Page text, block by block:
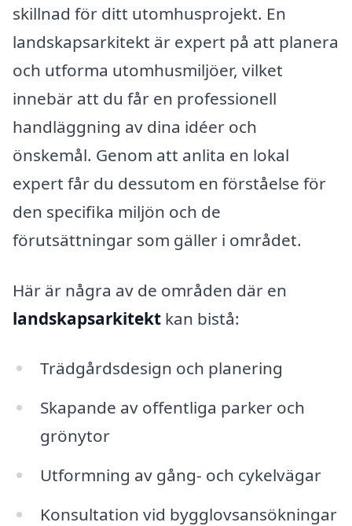
skillnad för ditt utomhusprojekt. En
landskapsarkitekt är expert på att planera
och utforma utomhusmiljöer, vilket
innebär att du får en professionell
handläggning av dina idéer och
önskemål. Genom att anlita en lokal
expert får du dessutom en förståelse för
den specifika miljön och de
förutsättningar som gäller i området.
Här är några av de områden där en
landskapsarkitekt kan bistå:
Trädgårdsdesign och planering
Skapande av offentliga parker och
grönytor
Utformning av gång- och cykelvägar
Konsultation vid bygglovsansökningar